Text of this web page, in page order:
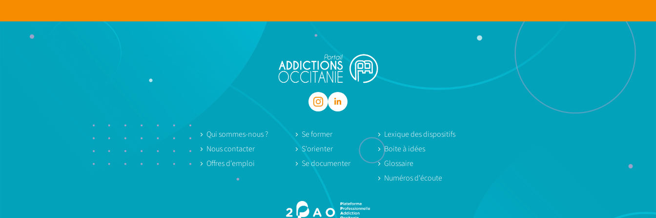
Qui sommes-nous ?
Nous contacter
Offres d'emploi
Se former
S'orienter
Se documenter
Lexique des dispositifs
Boite à idées
Glossaire
Numéros d'écoute